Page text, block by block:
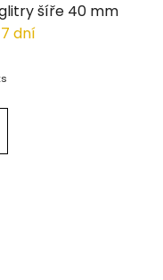
šíře 40 mm
dní